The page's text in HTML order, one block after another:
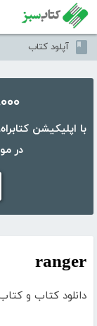
آپلود کتاب
۵۰،۰۰۰
در
ranger
دانلود کتاب و